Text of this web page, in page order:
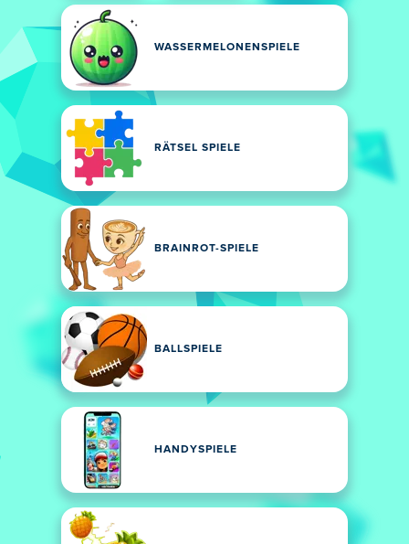
WASSERMELONENSPIELE
RÄTSEL SPIELE
BRAINROT-SPIELE
BALLSPIELE
HANDYSPIELE